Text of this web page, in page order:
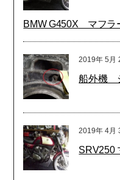
BMW G450X マフラ
2019年 5月
船外機
2019年 4月
SRV250